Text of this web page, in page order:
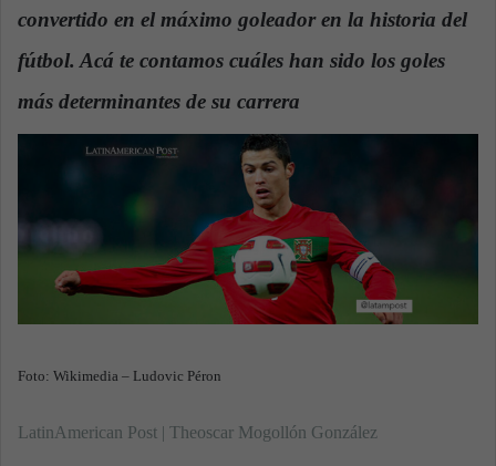
n
m
a
convertido en el máximo goleador en la historia del
fútbol. Acá te contamos cuáles han sido los goles
más determinantes de su carrera
Foto: Wikimedia – Ludovic Péron
LatinAmerican Post | Theoscar Mogollón González